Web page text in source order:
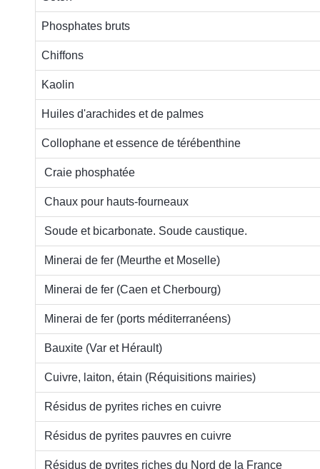
Phosphates bruts
Chiffons
Kaolin
Huiles d'arachides et de palmes
Collophane et essence de térébenthine
Craie phosphatée
Chaux pour hauts-fourneaux
Soude et bicarbonate. Soude caustique.
Minerai de fer (Meurthe et Moselle)
Minerai de fer (Caen et Cherbourg)
Minerai de fer (ports méditerranéens)
Bauxite (Var et Hérault)
Cuivre, laiton, étain (Réquisitions mairies)
Résidus de pyrites riches en cuivre
Résidus de pyrites pauvres en cuivre
Résidus de pyrites riches du Nord de la France